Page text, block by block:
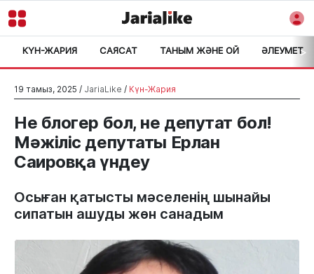
КҮН-ЖАРИЯ САЯСАТ ТАНЫМ ЖӘНЕ ОЙ ӘЛЕУМЕТ>
19 тамыз, 2025 / JariaLike / Күн-Жария
Не блогер бол, не депутат бол!
Мәжіліс депутаты Ерлан
Саировқа үндеу
Осыған қатысты мәселенің шынайы
сипатын ашуды жөн санадым